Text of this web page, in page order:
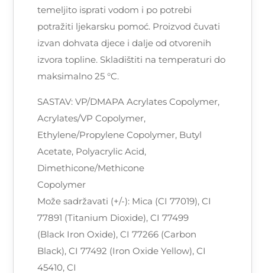
temeljito isprati vodom i po potrebi
potražiti ljekarsku pomoć. Proizvod čuvati
izvan dohvata djece i dalje od otvorenih
izvora topline. Skladištiti na temperaturi do
maksimalno 25 °C.
SASTAV: VP/DMAPA Acrylates Copolymer,
Acrylates/VP Copolymer,
Ethylene/Propylene Copolymer, Butyl
Acetate, Polyacrylic Acid,
Dimethicone/Methicone
Copolymer
Može sadržavati (+/-): Mica (CI 77019), CI
77891 (Titanium Dioxide), CI 77499
(Black Iron Oxide), CI 77266 (Carbon
Black), CI 77492 (Iron Oxide Yellow), CI
45410, CI